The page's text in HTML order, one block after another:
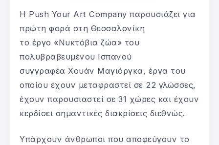
Η Push Your Art Company παρουσιάζει για
πρώτη φορά στη Θεσσαλονίκη
το έργο «Νυκτόβια ζώα» του
πολυβραβευμένου Ισπανού
συγγραφέα Χουάν Μαγιόργκα, έργα του
οποίου έχουν μεταφραστεί σε 22 γλώσσες,
έχουν παρουσιαστεί σε 31 χώρες και έχουν
κερδίσει σημαντικές διακρίσεις διεθνώς.
Υπάρχουν άνθρωποι που αποφεύγουν το